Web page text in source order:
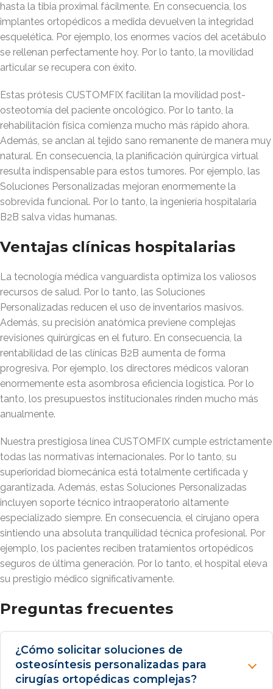
hasta la tibia proximal fácilmente. En consecuencia, los
implantes ortopédicos a medida devuelven la integridad
esquelética. Por ejemplo, los enormes vacíos del acetábulo
se rellenan perfectamente hoy. Por lo tanto, la movilidad
articular se recupera con éxito.
Estas prótesis CUSTOMFIX facilitan la movilidad post-
osteotomía del paciente oncológico. Por lo tanto, la
rehabilitación física comienza mucho más rápido ahora.
Además, se anclan al tejido sano remanente de manera muy
natural. En consecuencia, la planificación quirúrgica virtual
resulta indispensable para estos tumores. Por ejemplo, las
Soluciones Personalizadas mejoran enormemente la
sobrevida funcional. Por lo tanto, la ingeniería hospitalaria
B2B salva vidas humanas.
Ventajas clínicas hospitalarias
La tecnología médica vanguardista optimiza los valiosos
recursos de salud. Por lo tanto, las Soluciones
Personalizadas reducen el uso de inventarios masivos.
Además, su precisión anatómica previene complejas
revisiones quirúrgicas en el futuro. En consecuencia, la
rentabilidad de las clínicas B2B aumenta de forma
progresiva. Por ejemplo, los directores médicos valoran
enormemente esta asombrosa eficiencia logística. Por lo
tanto, los presupuestos institucionales rinden mucho más
anualmente.
Nuestra prestigiosa línea CUSTOMFIX cumple estrictamente
todas las normativas internacionales. Por lo tanto, su
superioridad biomecánica está totalmente certificada y
garantizada. Además, estas Soluciones Personalizadas
incluyen soporte técnico intraoperatorio altamente
especializado siempre. En consecuencia, el cirujano opera
sintiendo una absoluta tranquilidad técnica profesional. Por
ejemplo, los pacientes reciben tratamientos ortopédicos
seguros de última generación. Por lo tanto, el hospital eleva
su prestigio médico significativamente.
Preguntas frecuentes
¿Cómo solicitar soluciones de
osteosíntesis personalizadas para
cirugías ortopédicas complejas?